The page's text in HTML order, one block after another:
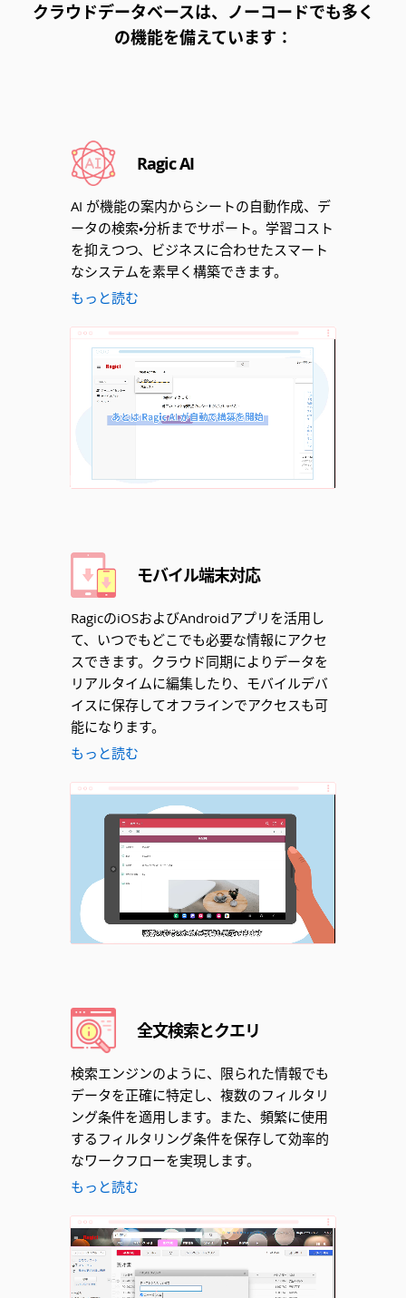
クラウドデータベースは、ノーコードでも多く
の機能を備えています：
Ragic AI
AI が機能の案内からシートの自動作成、デ
ータの検索・分析までサポート。学習コスト
を抑えつつ、ビジネスに合わせたスマート
なシステムを素早く構築できます。
もっと読む
Unmute
モバイル端末対応
RagicのiOSおよびAndroidアプリを活用し
て、いつでもどこでも必要な情報にアクセ
スできます。クラウド同期によりデータを
リアルタイムに編集したり、モバイルデバ
イスに保存してオフラインでアクセスも可
能になります。
もっと読む
Unmute
全文検索とクエリ
検索エンジンのように、限られた情報でも
データを正確に特定し、複数のフィルタリ
ング条件を適用します。また、頻繁に使用
するフィルタリング条件を保存して効率的
なワークフローを実現します。
もっと読む